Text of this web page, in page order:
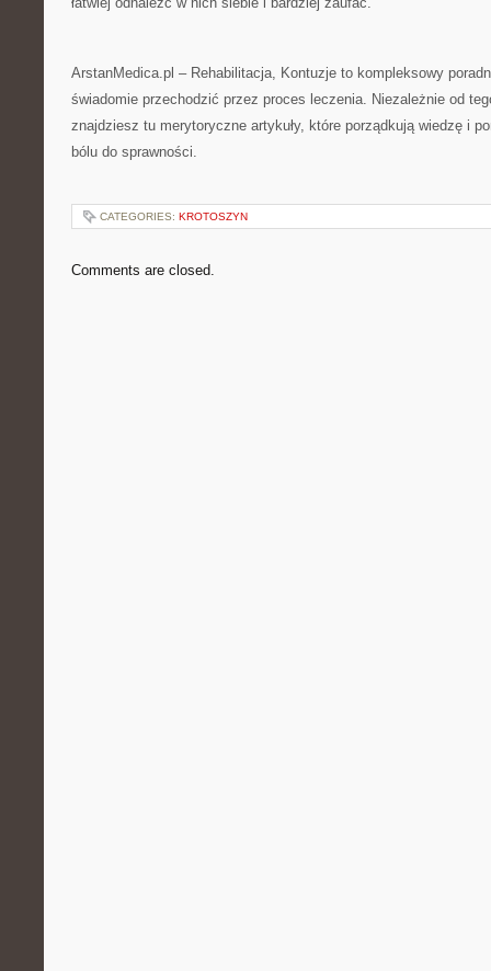
ArstanMedica.pl – Rehabilitacja, Kontuzje to kompleksowy
świadomie przechodzić przez proces leczenia. Niezależnie od
znajdziesz tu merytoryczne artykuły, które porządkują wiedzę i
bólu do sprawności.
CATEGORIES: KROTOSZYN
Comments are closed.